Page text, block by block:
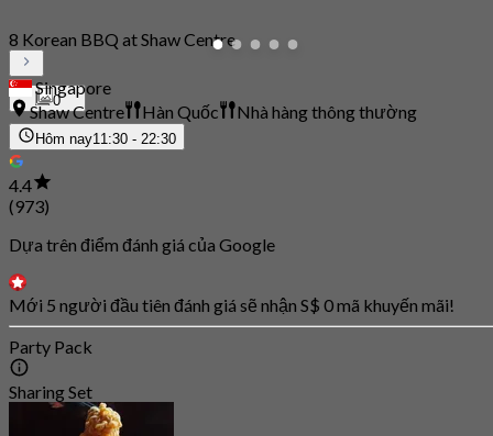
0
8 Korean BBQ at Shaw Centre
Singapore
Shaw Centre
Hàn Quốc Nhà hàng thông thường
Hôm nay11:30 - 22:30
4.4
(973)
Dựa trên điểm đánh giá của Google
Mới 5 người đầu tiên đánh giá sẽ nhận S$ 0 mã khuyến mãi!
Party Pack
Sharing Set